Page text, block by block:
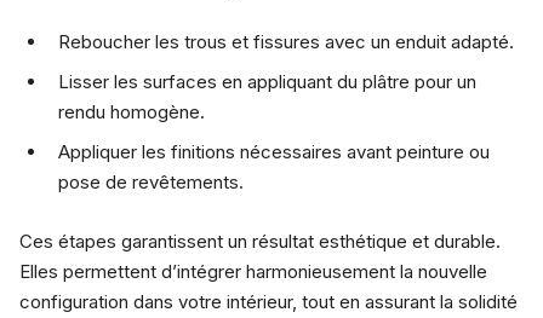
Reboucher les trous et fissures avec un enduit adapté.
Lisser les surfaces en appliquant du plâtre pour un
rendu homogène.
Appliquer les finitions nécessaires avant peinture ou
pose de revêtements.
Ces étapes garantissent un résultat esthétique et durable.
Elles permettent d’intégrer harmonieusement la nouvelle
configuration dans votre intérieur, tout en assurant la solidité